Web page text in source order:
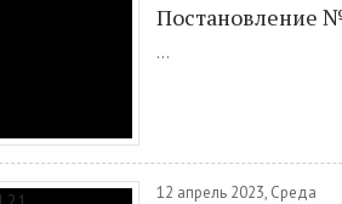
Постановление
...
12 апрель 2023, Среда